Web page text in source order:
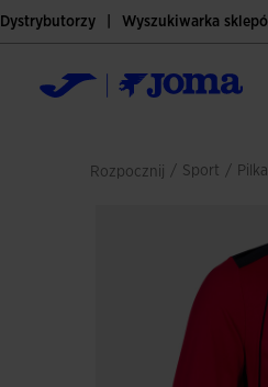
Dystrybutorzy Wyszukiwarka
Rozpocznij / sport /